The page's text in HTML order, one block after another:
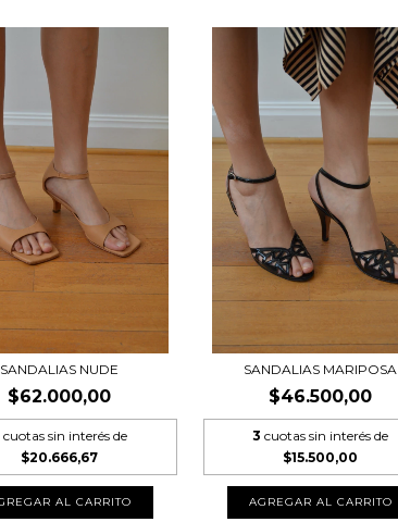
SANDALIAS NUDE
$62.000,00
cuotas sin interés de
$20.666,67
SANDALIAS MARIPOSA
$46.500,00
3 cuotas sin interés de
$15.500,00